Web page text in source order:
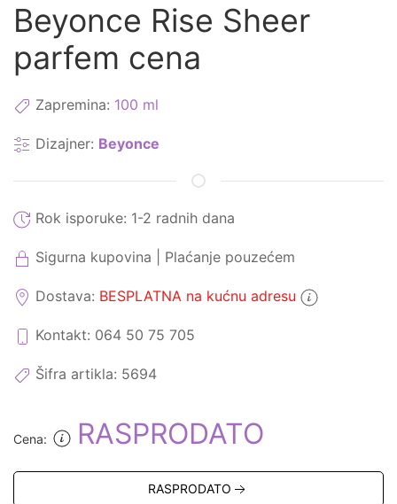
Beyonce Rise Sheer
parfem cena
Zapremina: 100 ml
Dizajner: Beyonce
Rok isporuke: 1-2 radnih dana
Sigurna kupovina | Plaćanje pouzećem
Dostava: BESPLATNA na kućnu adresu
Kontakt: 064 50 75 705
Šifra artikla: 5694
Cena: RASPRODATO
RASPRODATO